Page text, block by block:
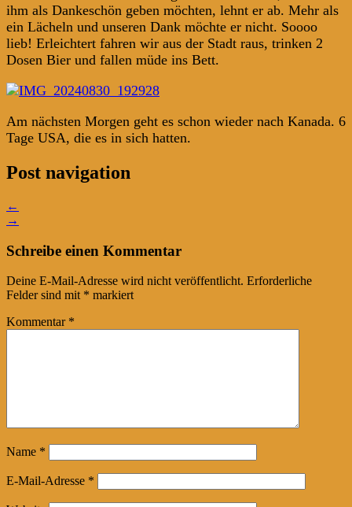
ihm als Dankeschön geben möchten, lehnt er ab. Mehr als
ein Lächeln und unseren Dank möchte er nicht. Soooo
lieb! Erleichtert fahren wir aus der Stadt raus, trinken 2
Dosen Bier und fallen müde ins Bett.
Am nächsten Morgen geht es schon wieder nach Kanada. 6
Tage USA, die es in sich hatten.
Post navigation
←
→
Schreibe einen Kommentar
Deine E-Mail-Adresse wird nicht veröffentlicht. Erforderliche
Felder sind mit * markiert
Kommentar *
Name *
E-Mail-Adresse *